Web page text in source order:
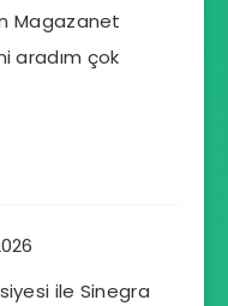
Magazanet
aradım çok
ile Sinegra